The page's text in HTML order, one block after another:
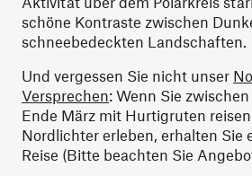
schöne Kontraste zwischen
schneebedeckten Landschaften.
Und vergessen Sie nicht unser
Versprechen: Wenn Sie
Ende März mit Hurtigruten
Nordlichter erleben, erhalten Sie
Reise (Bitte beachten Sie